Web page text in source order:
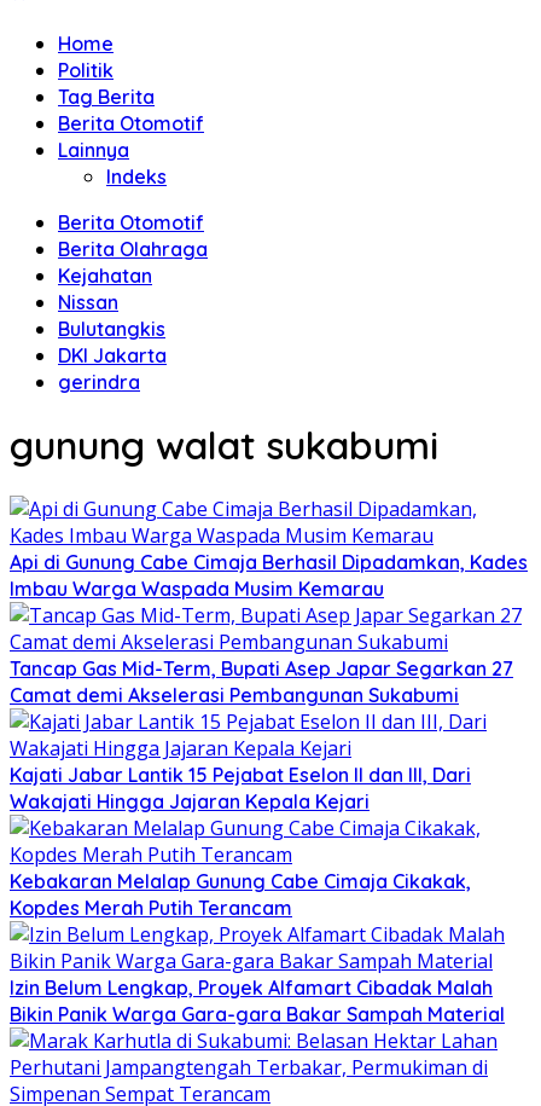
Home
Politik
Tag Berita
Berita Otomotif
Lainnya
Indeks
Berita Otomotif
Berita Olahraga
Kejahatan
Nissan
Bulutangkis
DKI Jakarta
gerindra
gunung walat sukabumi
Api di Gunung Cabe Cimaja Berhasil Dipadamkan, Kades
Imbau Warga Waspada Musim Kemarau
Tancap Gas Mid-Term, Bupati Asep Japar Segarkan 27
Camat demi Akselerasi Pembangunan Sukabumi
Kajati Jabar Lantik 15 Pejabat Eselon II dan III, Dari
Wakajati Hingga Jajaran Kepala Kejari
Kebakaran Melalap Gunung Cabe Cimaja Cikakak,
Kopdes Merah Putih Terancam
Izin Belum Lengkap, Proyek Alfamart Cibadak Malah
Bikin Panik Warga Gara-gara Bakar Sampah Material